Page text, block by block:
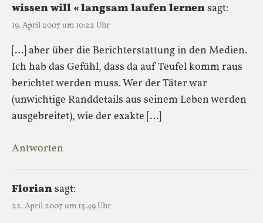
wissen will « langsam laufen lernensagt:
19. April 2007 um 10:22 Uhr
[…] aber über die Berichterstattung in den Medien.
Ich hab das Gefühl, dass da auf Teufel komm raus
berichtet werden muss. Wer der Täter war
(unwichtige Randdetails aus seinem Leben werden
ausgebreitet), wie der exakte […]
Antworten
Floriansagt:
22. April 2007 um 15:49 Uhr